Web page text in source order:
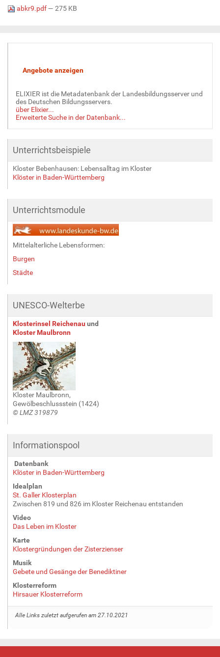
abkr9.pdf— 275 KB
ELIXIER ist die Metadatenbank der Landesbildungsserver und
des Deutschen Bildungsservers.
über Elixier...
Erweiterte Suche in der Datenbank...
Unterrichtsbeispiele
Kloster Bebenhausen: Lebensalltag im Kloster
Klöster in Baden-Württemberg
Unterrichtsmodule
Mittelalterliche Lebensformen:
Burgen
Städte
UNESCO-Welterbe
Klosterinsel Reichenau und
Kloster Maulbronn
Kloster Maulbronn,
Gewölbeschlussstein (1424)
© LMZ 319879
Informationspool
Datenbank
Klöster in Baden-Württemberg
Idealplan
St. Galler Klosterplan
Zwischen 819 und 826 im Kloster Reichenau entstanden
Video
Das Leben im Kloster
Karte
Klostergründungen der Zisterzienser
Musik
Gebete und Gesänge der Benediktiner
Klosterreform
Hirsauer Klosterreform
Alle Links zuletzt aufgerufen am 27.10.2021